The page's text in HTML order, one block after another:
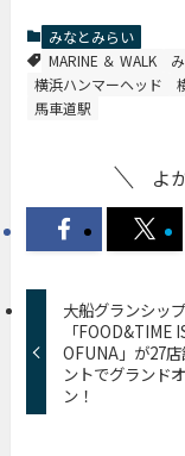
みなとみらい
MARINE ＆ WALK
横浜ハンマーヘッド
馬車道駅
よ
大船グランシッ
「FOOD&TIME
OFUNA」が27
ントでグランド
ン！